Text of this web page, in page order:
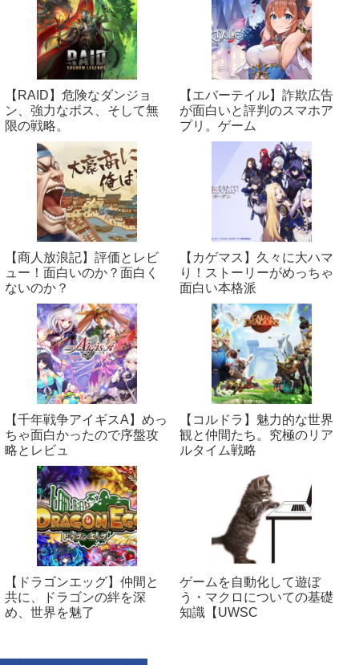
【RAID】危険なダンジョ
ン、強力なボス、そして無
限の戦略。
【エバーテイル】詐欺広告
が面白いと評判のスマホア
プリ。ゲーム
【商人放浪‪記】評価とレビ
ュー！面白いのか？面白く
ないのか？
【カゲマス】久々に大ハマ
り！ストーリーがめっちゃ
面白い本格派
【千年戦争アイギスA】めっ
ちゃ面白かったので序盤攻
略とレビュ
【コルドラ】魅力的な世界
観と仲間たち。究極のリア
ルタイム戦略
【ドラゴンエッグ】仲間と
共に、ドラゴンの絆を深
め、世界を魅了
ゲームを自動化して遊ぼ
う・マクロについての基礎
知識【UWSC